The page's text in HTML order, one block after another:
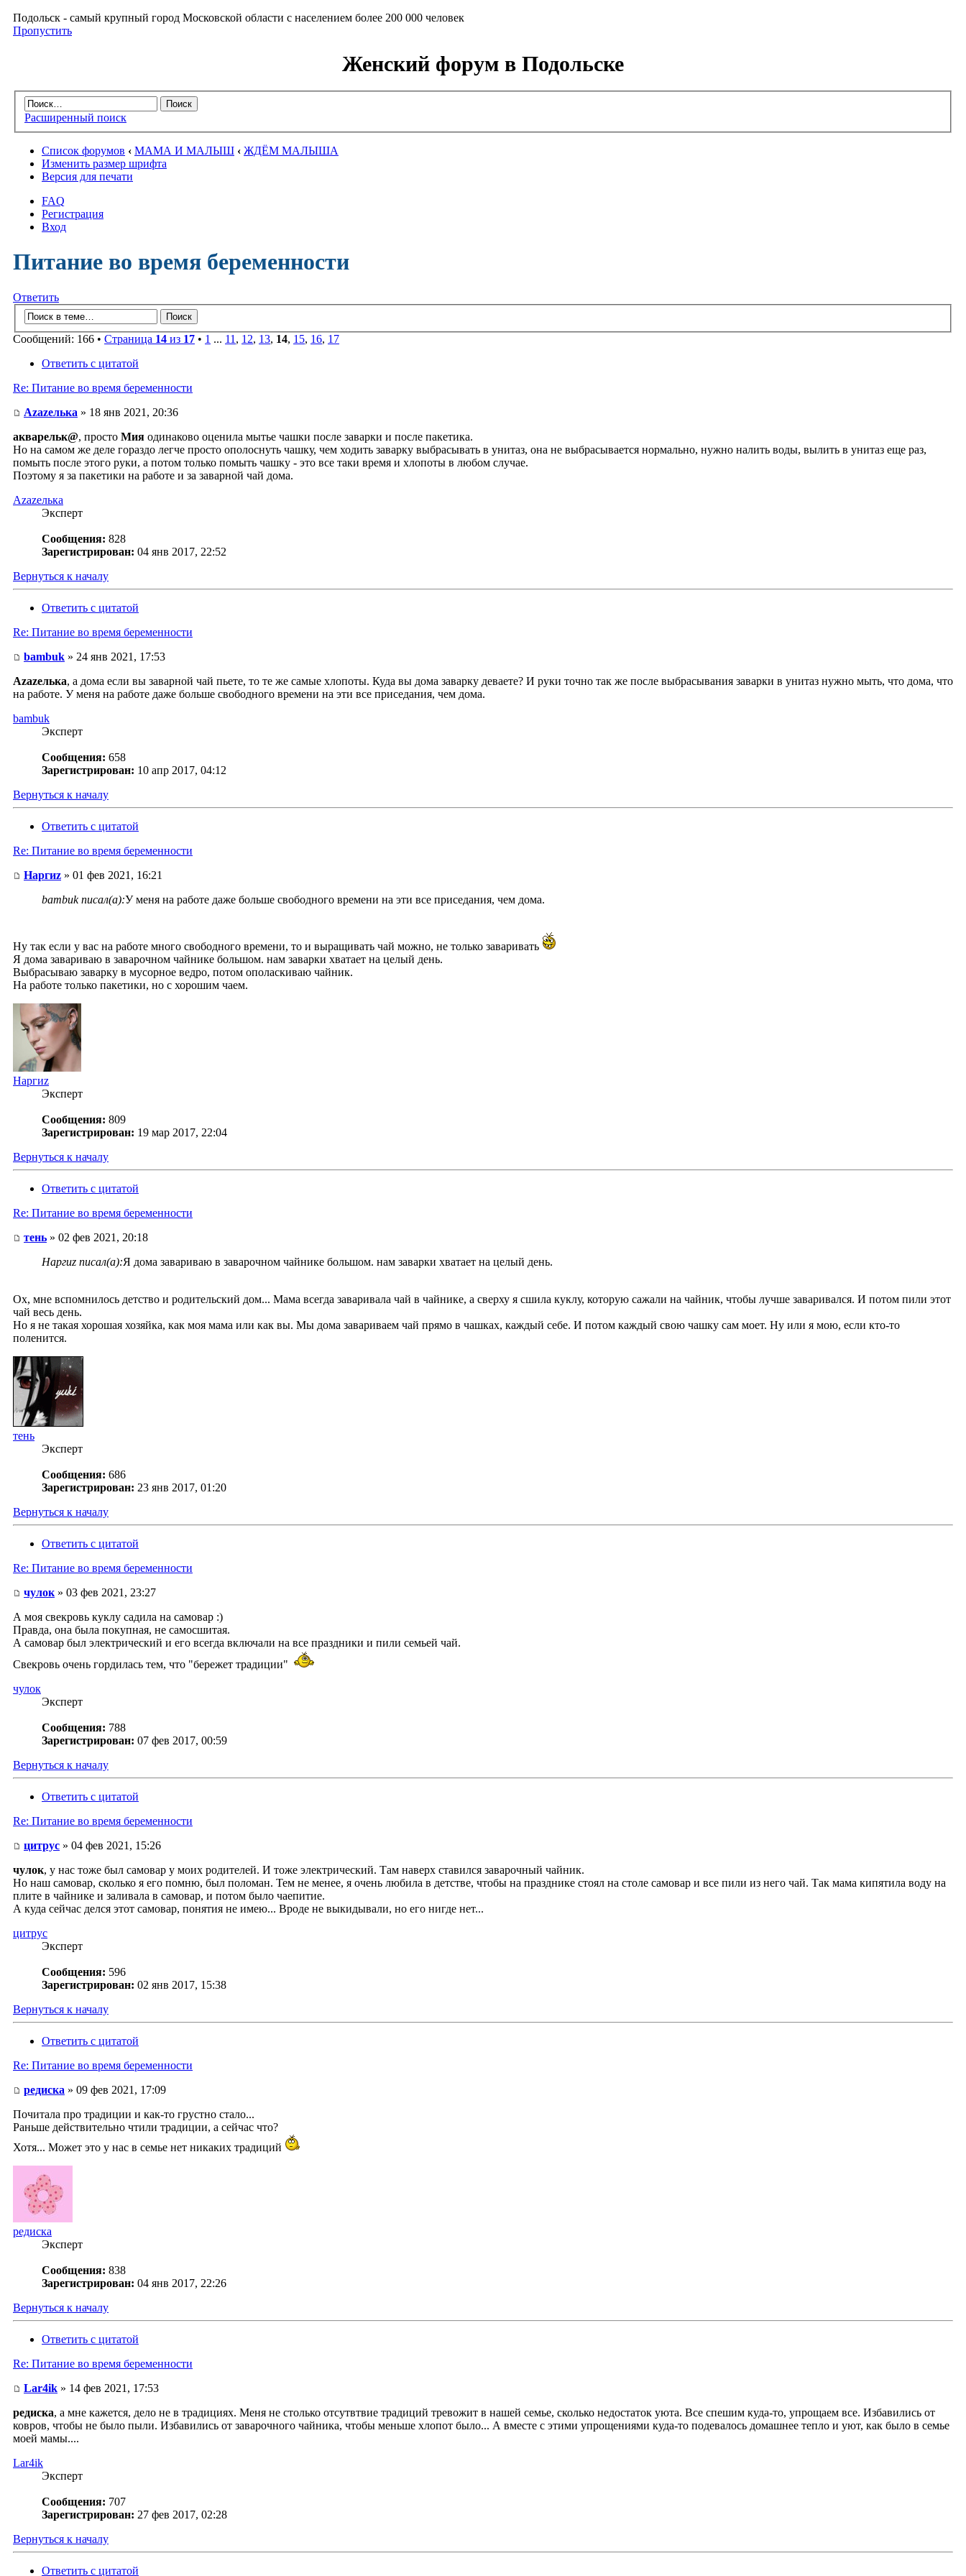
Подольск - самый крупный город Московской области с населением более 200 000 человек
Пропустить
Женский форум в Подольске
Расширенный поиск
Список форумов ‹ МАМА И МАЛЫШ ‹ ЖДЁМ МАЛЫША
Изменить размер шрифта
Версия для печати
FAQ
Регистрация
Вход
Питание во время беременности
Ответить
Сообщений: 166 • Страница 14 из 17 • 1 ... 11 , 12, 13, 14, 15, 16, 17
Ответить с цитатой
Re: Питание во время беременности
Аzаzелька » 18 янв 2021, 20:36
акварельк@, просто Мия одинаково оценила мытье чашки после заварки и после пакетика.
Но на самом же деле гораздо легче просто ополоснуть чашку, чем ходить заварку выбрасывать в унитаз, она не выбрасывается нормально, нужно налить воды, вылить в унитаз еще раз,
помыть после этого руки, а потом только помыть чашку - это все таки время и хлопоты в любом случае.
Поэтому я за пакетики на работе и за заварной чай дома.
Аzаzелька
Эксперт
Сообщения: 828
Зарегистрирован: 04 янв 2017, 22:52
Вернуться к началу
Ответить с цитатой
Re: Питание во время беременности
bambuk » 24 янв 2021, 17:53
Аzаzелька, а дома если вы заварной чай пьете, то те же самые хлопоты. Куда вы дома заварку деваете? И руки точно так же после выбрасывания заварки в унитаз нужно мыть, что дома, что
на работе. У меня на работе даже больше свободного времени на эти все приседания, чем дома.
bambuk
Эксперт
Сообщения: 658
Зарегистрирован: 10 апр 2017, 04:12
Вернуться к началу
Ответить с цитатой
Re: Питание во время беременности
Наргиz » 01 фев 2021, 16:21
bambuk писал(а):У меня на работе даже больше свободного времени на эти все приседания, чем дома.
Ну так если у вас на работе много свободного времени, то и выращивать чай можно, не только заваривать
Я дома завариваю в заварочном чайнике большом. нам заварки хватает на целый день.
Выбрасываю заварку в мусорное ведро, потом ополаскиваю чайник.
На работе только пакетики, но с хорошим чаем.
Наргиz
Эксперт
Сообщения: 809
Зарегистрирован: 19 мар 2017, 22:04
Вернуться к началу
Ответить с цитатой
Re: Питание во время беременности
тень » 02 фев 2021, 20:18
Наргиz писал(а):Я дома завариваю в заварочном чайнике большом. нам заварки хватает на целый день.
Ох, мне вспомнилось детство и родительский дом... Мама всегда заваривала чай в чайнике, а сверху я сшила куклу, которую сажали на чайник, чтобы лучше заваривался. И потом пили этот
чай весь день.
Но я не такая хорошая хозяйка, как моя мама или как вы. Мы дома завариваем чай прямо в чашках, каждый себе. И потом каждый свою чашку сам моет. Ну или я мою, если кто-то
поленится.
тень
Эксперт
Сообщения: 686
Зарегистрирован: 23 янв 2017, 01:20
Вернуться к началу
Ответить с цитатой
Re: Питание во время беременности
чулок » 03 фев 2021, 23:27
А моя свекровь куклу садила на самовар :)
Правда, она была покупная, не самосшитая.
А самовар был электрический и его всегда включали на все праздники и пили семьей чай.
Свекровь очень гордилась тем, что "бережет традиции"
чулок
Эксперт
Сообщения: 788
Зарегистрирован: 07 фев 2017, 00:59
Вернуться к началу
Ответить с цитатой
Re: Питание во время беременности
цитрус » 04 фев 2021, 15:26
чулок, у нас тоже был самовар у моих родителей. И тоже электрический. Там наверх ставился заварочный чайник.
Но наш самовар, сколько я его помню, был поломан. Тем не менее, я очень любила в детстве, чтобы на празднике стоял на столе самовар и все пили из него чай. Так мама кипятила воду на
плите в чайнике и заливала в самовар, и потом было чаепитие.
А куда сейчас делся этот самовар, понятия не имею... Вроде не выкидывали, но его нигде нет...
цитрус
Эксперт
Сообщения: 596
Зарегистрирован: 02 янв 2017, 15:38
Вернуться к началу
Ответить с цитатой
Re: Питание во время беременности
редиска » 09 фев 2021, 17:09
Почитала про традиции и как-то грустно стало...
Раньше действительно чтили традиции, а сейчас что?
Хотя... Может это у нас в семье нет никаких традиций
редиска
Эксперт
Сообщения: 838
Зарегистрирован: 04 янв 2017, 22:26
Вернуться к началу
Ответить с цитатой
Re: Питание во время беременности
Lar4ik » 14 фев 2021, 17:53
редиска, а мне кажется, дело не в традициях. Меня не столько отсутвтвие традиций тревожит в нашей семье, сколько недостаток уюта. Все спешим куда-то, упрощаем все. Избавились от
ковров, чтобы не было пыли. Избавились от заварочного чайника, чтобы меньше хлопот было... А вместе с этими упрощениями куда-то подевалось домашнее тепло и уют, как было в семье
моей мамы....
Lar4ik
Эксперт
Сообщения: 707
Зарегистрирован: 27 фев 2017, 02:28
Вернуться к началу
Ответить с цитатой